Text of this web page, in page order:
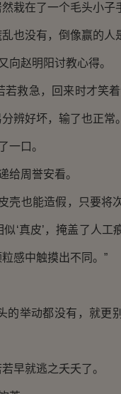
栽在了一个毛头小子
没有，倒像赢的人
赵明阳讨教心得。
救急，回来时才笑着
辨好坏，输了也正常
一口。
周誉安看。
也能造假，只要将
‘真皮’，掩盖了人工
感中触摸出不同。”
举动都没有，就更
早就逃之夭夭了。